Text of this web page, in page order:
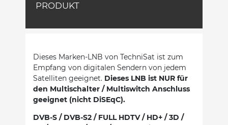
PRODUKT
Dieses Marken-LNB von TechniSat ist zum
Empfang von digitalen Sendern von jedem
Satelliten geeignet. Dieses LNB ist NUR für
den Multischalter / Multiswitch Anschluss
geeignet (nicht DiSEqC).
DVB-S / DVB-S2 / FULL HDTV / HD+ / 3D /